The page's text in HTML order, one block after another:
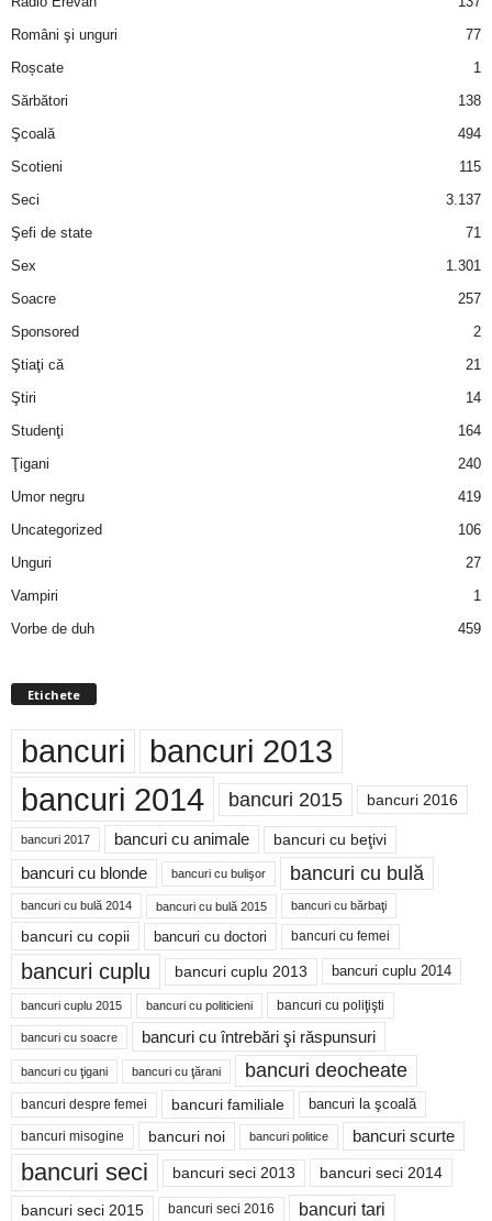
Români şi unguri
77
Roșcate
1
Sărbători
138
Şcoală
494
Scotieni
115
Seci
3.137
Şefi de state
71
Sex
1.301
Soacre
257
Sponsored
2
Ştiaţi că
21
Ştiri
14
Studenţi
164
Ţigani
240
Umor negru
419
Uncategorized
106
Unguri
27
Vampiri
1
Vorbe de duh
459
Etichete
bancuri bancuri 2013
bancuri 2014 bancuri 2015 bancuri 2016
bancuri 2017 bancuri cu animale bancuri cu beţivi
bancuri cu blonde bancuri cu bulişor bancuri cu bulă
bancuri cu bulă 2014 bancuri cu bulă 2015 bancuri cu bărbaţi
bancuri cu copii bancuri cu doctori bancuri cu femei
bancuri cuplu bancuri cuplu 2013 bancuri cuplu 2014
bancuri cuplu 2015 bancuri cu politicieni bancuri cu poliţişti
bancuri cu soacre bancuri cu întrebări şi răspunsuri
bancuri cu ţigani bancuri cu ţărani bancuri deocheate
bancuri despre femei bancuri familiale bancuri la şcoală
bancuri misogine bancuri noi bancuri politice bancuri scurte
bancuri seci bancuri seci 2013 bancuri seci 2014
bancuri seci 2015 bancuri seci 2016 bancuri tari